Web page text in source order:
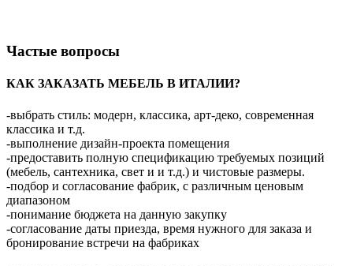
Частые вопросы
КАК ЗАКАЗАТЬ МЕБЕЛЬ В ИТАЛИИ?
-выбрать стиль: модерн, классика, арт-деко, современная
классика и т.д.
-выполнение дизайн-проекта помещения
-предоставить полную спецификацию требуемых позиций
(мебель, сантехника, свет и и т.д.) и чистовые размеры.
-подбор и согласование фабрик, с различным ценовым
диапазоном
-понимание бюджета на данную закупку
-согласование даты приезда, время нужного для заказа и
бронирование встречи на фабриках